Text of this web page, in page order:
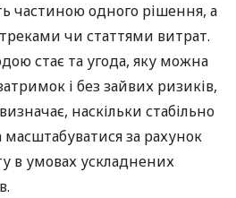
частиною одного рішення, а
чи статтями витрат.
стає та угода, яку можна
і без зайвих ризиків,
наскільки стабільно
за рахунок
в умовах ускладнених